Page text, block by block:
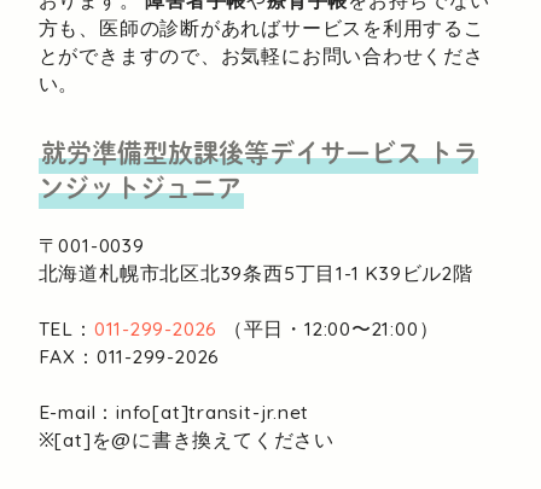
方も、医師の診断があればサービスを利用するこ
とができますので、お気軽にお問い合わせくださ
い。
就労準備型放課後等デイサービストラ
ンジットジュニア
〒001-0039
北海道札幌市北区北39条西5丁目1-1 K39ビル2階
TEL： 011-299-2026
（平日・12:00〜21:00）
FAX：011-299-2026
E-mail：info[at]transit-jr.net
※[at]を@に書き換えてください